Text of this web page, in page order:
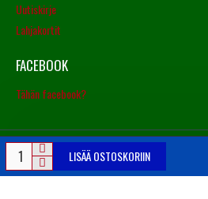
LISÄÄ OSTOSKORIIN
Uutiskirje
Lahjakortit
FACEBOOK
Tähän facebook?
© Copyright 2016